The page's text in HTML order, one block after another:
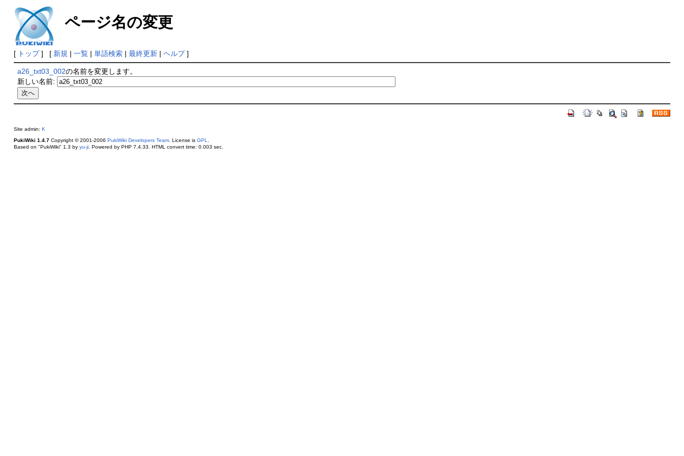
ページ名の変更
[ トップ] [ 新規 | 一覧| 単語検索| 最終更新| ヘルプ]
a26_txt03_002の名前を変更します。
新しい名前:
Site admin: K
PukiWiki 1.4.7Copyright © 2001-2006 PukiWiki Developers Team. License is GPL
Based on "PukiWiki" 1.3 by yu-ji. Powered by PHP 7.4.33. HTML convert time: 0.003 sec.